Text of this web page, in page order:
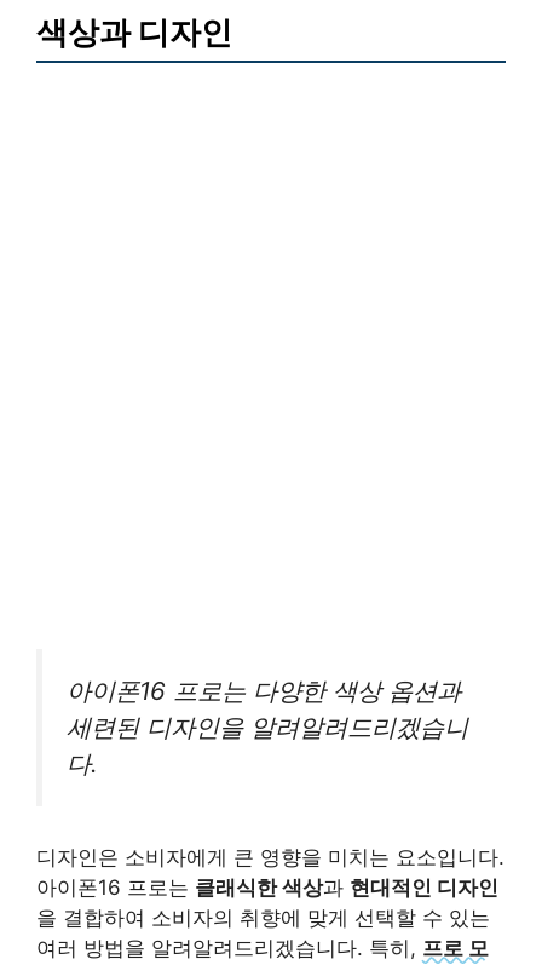
색상과 디자인
아이폰16 프로는 다양한 색상 옵션과
세련된 디자인을 알려알려드리겠습니
다.
디자인은 소비자에게 큰 영향을 미치는 요소입니다.
아이폰16 프로는 클래식한 색상과 현대적인 디자인
을 결합하여 소비자의 취향에 맞게 선택할 수 있는
여러 방법을 알려알려드리겠습니다. 특히, 프로 모